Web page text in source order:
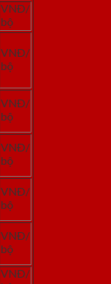
VNĐ/
bộ
VNĐ/
bộ
VNĐ/
bộ
VNĐ/
bộ
VNĐ/
bộ
VNĐ/
bộ
VNĐ/